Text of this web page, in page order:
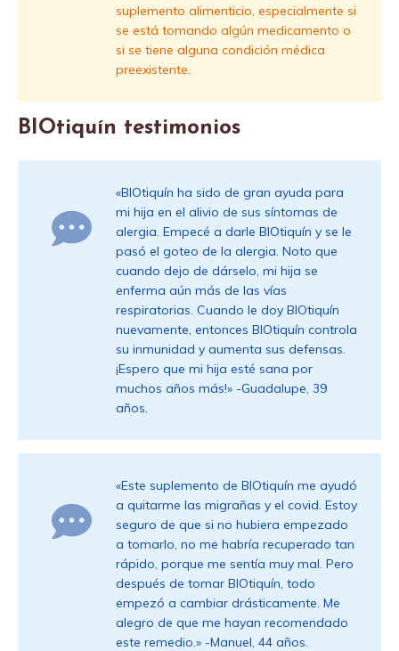
suplemento alimenticio, especialmente si
se está tomando algún medicamento o
si se tiene alguna condición médica
preexistente.
BIOtiquín testimonios
«BIOtiquín ha sido de gran ayuda para
mi hija en el alivio de sus síntomas de
alergia. Empecé a darle BIOtiquín y se le
pasó el goteo de la alergia. Noto que
cuando dejo de dárselo, mi hija se
enferma aún más de las vías
respiratorias. Cuando le doy BIOtiquín
nuevamente, entonces BIOtiquín controla
su inmunidad y aumenta sus defensas.
¡Espero que mi hija esté sana por
muchos años más!» -Guadalupe, 39
años.
«Este suplemento de BIOtiquín me ayudó
a quitarme las migrañas y el covid. Estoy
seguro de que si no hubiera empezado
a tomarlo, no me habría recuperado tan
rápido, porque me sentía muy mal. Pero
después de tomar BIOtiquín, todo
empezó a cambiar drásticamente. Me
alegro de que me hayan recomendado
este remedio.» -Manuel, 44 años.